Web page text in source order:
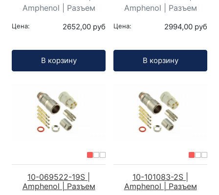
Amphenol | Разъем
Цена: 2652,00 руб
В корзину
Amphenol | Разъем
Цена: 2994,00 руб
В корзину
10-069522-19S |
Amphenol | Разъем
10-101083-2S |
Amphenol | Разъем